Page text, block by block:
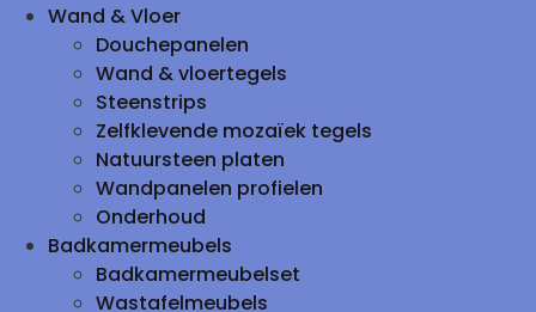
Wand & Vloer
Douchepanelen
Wand & vloertegels
Steenstrips
Zelfklevende mozaïek tegels
Natuursteen platen
Wandpanelen profielen
Onderhoud
Badkamermeubels
Badkamermeubelset
Wastafelmeubels